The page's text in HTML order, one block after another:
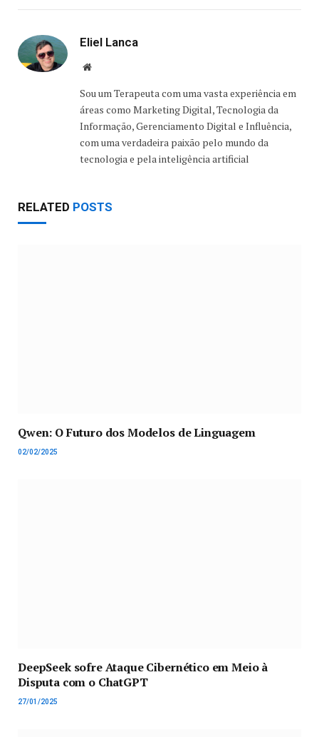
Eliel Lanca
Website
Sou um Terapeuta com uma vasta experiência em
áreas como Marketing Digital, Tecnologia da
Informação, Gerenciamento Digital e Influência,
com uma verdadeira paixão pelo mundo da
tecnologia e pela inteligência artificial
RELATED POSTS
Qwen: O Futuro dos Modelos de Linguagem
02/02/2025
DeepSeek sofre Ataque Cibernético em Meio à
Disputa com o ChatGPT
27/01/2025